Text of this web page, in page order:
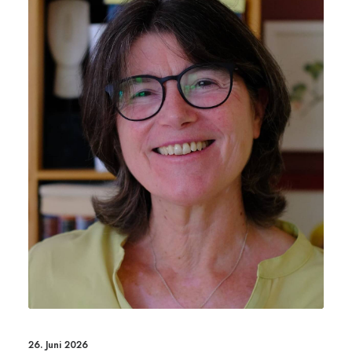
26. Juni 2026